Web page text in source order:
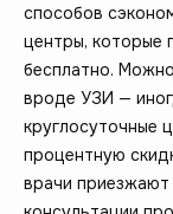
способов
центры, которые
бесплатно.
вроде УЗИ —
круглосуточные
процентную
врачи